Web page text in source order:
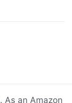
. As an Amazon